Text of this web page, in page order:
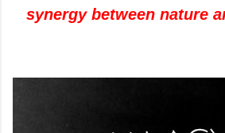
synergy between nature